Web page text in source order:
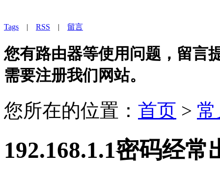
Tags | RSS | 留言
您有路由器等使用问题，留言
需要注册我们网站。
您所在的位置： 首页 >
192.168.1.1密码经常